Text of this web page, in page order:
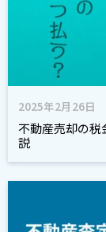
2025年2月26日
不動産売却の税
説